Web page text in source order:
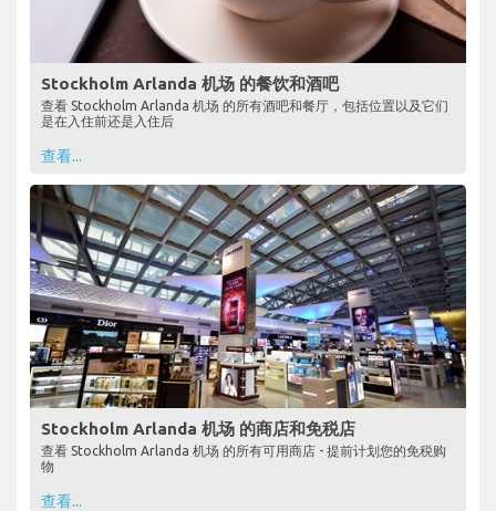
Stockholm Arlanda 机场 的餐饮和酒吧
查看 Stockholm Arlanda 机场 的所有酒吧和餐厅，包括位置以及它们
是在入住前还是入住后
查看...
Stockholm Arlanda 机场 的商店和免税店
查看 Stockholm Arlanda 机场 的所有可用商店 - 提前计划您的免税购
物
查看...